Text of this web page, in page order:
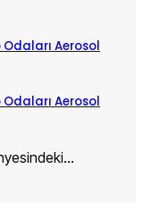
Odaları Aerosol
Odaları Aerosol